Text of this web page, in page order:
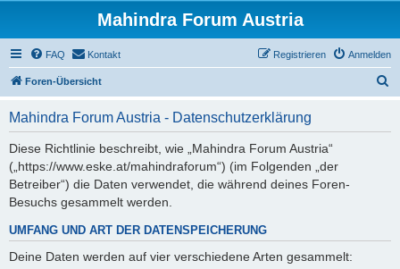
Mahindra Forum Austria
FAQ Kontakt Anmelden
Registrieren
Foren-Übersicht
Mahindra Forum Austria - Datenschutzerklärung
Diese Richtlinie beschreibt, wie „Mahindra Forum Austria“
(„https://www.eske.at/mahindraforum“) (im Folgenden „der
Betreiber“) die Daten verwendet, die während deines Foren-
Besuchs gesammelt werden.
UMFANG UND ART DER DATENSPEICHERUNG
Deine Daten werden auf vier verschiedene Arten gesammelt: